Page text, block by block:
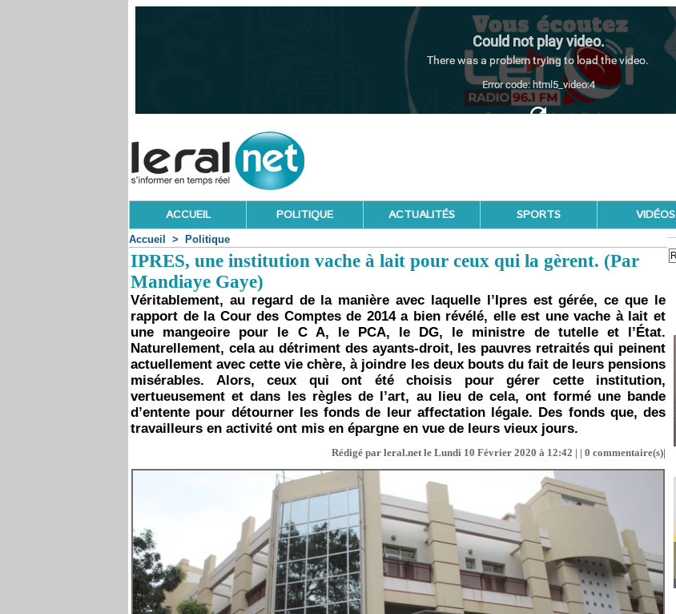
ACCUEIL POLITIQUE ACTUALITÉS SPORTS VIDÉOS
Accueil > Politique
IPRES, une institution vache à lait pour ceux qui la gèrent. (Par
Mandiaye Gaye)
Véritablement, au regard de la manière avec laquelle l’Ipres est gérée, ce que le
rapport de la Cour des Comptes de 2014 a bien révélé, elle est une vache à lait et
une mangeoire pour le C A, le PCA, le DG, le ministre de tutelle et l’État.
Naturellement, cela au détriment des ayants-droit, les pauvres retraités qui peinent
actuellement avec cette vie chère, à joindre les deux bouts du fait de leurs pensions
misérables. Alors, ceux qui ont été choisis pour gérer cette institution,
vertueusement et dans les règles de l’art, au lieu de cela, ont formé une bande
d’entente pour détourner les fonds de leur affectation légale. Des fonds que, des
travailleurs en activité ont mis en épargne en vue de leurs vieux jours.
Rédigé par leral.net le Lundi 10 Février 2020 à 12:42 | | 0 commentaire(s)|